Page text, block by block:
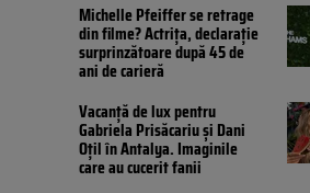
Michelle Pfeiffer se retrage
din filme? Actrița, declarație
surprinzătoare după 45 de
ani de carieră
Vacanță de lux pentru
Gabriela Prisăcariu și Dani
Oțil în Antalya. Imaginile
care au cucerit fanii